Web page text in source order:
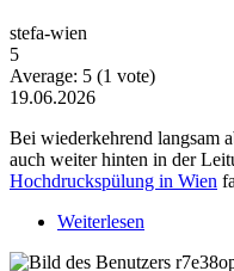
stefa-wien
5
Average: 5 (1 vote)
19.06.2026
Bei wiederkehrend langsam
auch weiter hinten in der
Hochdruckspülung in Wien
Weiterlesen